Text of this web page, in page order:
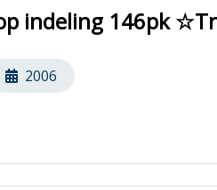
indeling 146pk
2006